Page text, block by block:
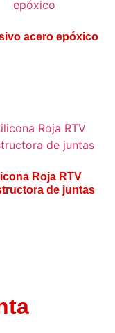
acero epóxico
Roja RTV
de juntas